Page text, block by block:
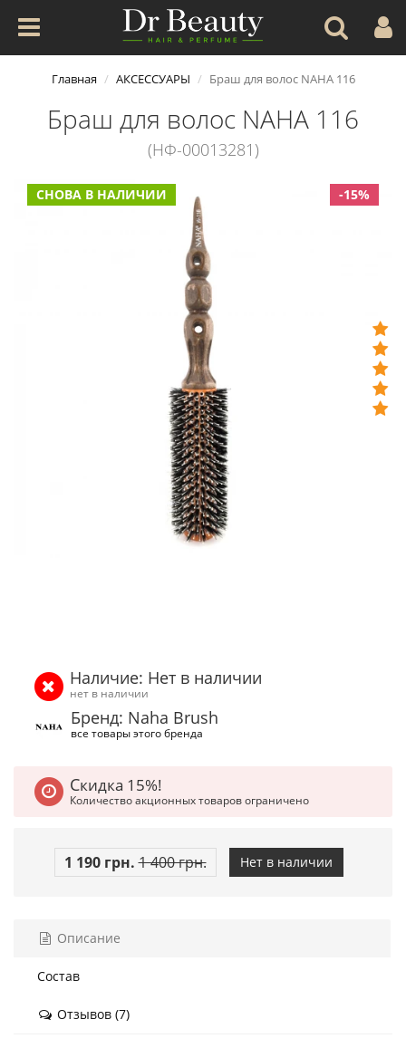
Главная АКСЕССУАРЫ Браш для волос NAHA 116
Браш для волос NAHA 116
(НФ-00013281)
-15%
СНОВА В НАЛИЧИИ
Наличие: Нет в наличии
нет в наличии
Бренд: Naha Brush
все товары этого бренда
Скидка 15%!
Количество акционных товаров ограничено
1 190 грн. 1 400 грн. Нет в наличии
Описание
Состав
Отзывов (7)